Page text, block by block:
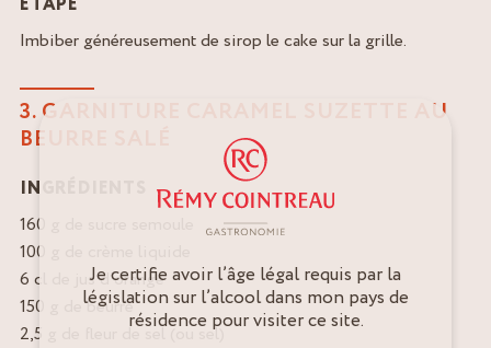
ÉTAPE
Imbiber généreusement de sirop le cake sur la grille.
3. GARNITURE CARAMEL SUZETTE AU
BEURRE SALÉ
INGRÉDIENTS
160 g de sucre semoule
100 g de crème liquide
6 cl de jus d’orange
150 g de beurre
2,5 g de fleur de sel (ou sel)
Je certifie avoir l’âge légal requis par la
législation sur l’alcool dans mon pays de
résidence pour visiter ce site.